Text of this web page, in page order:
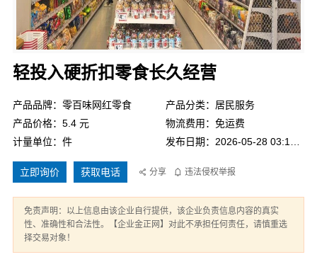
轻投入硬折扣零食长久经营
产品品牌：零百味网红零食
产品分类：居民服务
产品价格：5.4 元
物流费用：免运费
计量单位：件
立即询价 获取电话 分享 违法侵权举报
免责声明：以上信息由该企业自行提供，该企业负责信息内容的真实
性、准确性和合法性。【企业金正网】对此不承担任何责任，请慎重选
择交易对象！